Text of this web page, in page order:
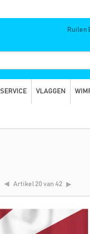
Ruilen
SERVICE VLAGGEN
Artikel 20 van 42